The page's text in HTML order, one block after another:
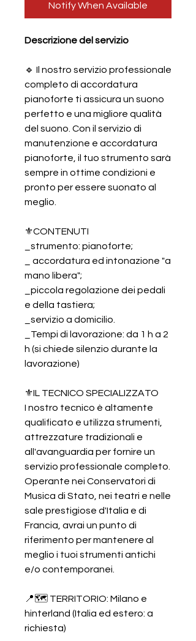
Notify When Available
Descrizione del servizio
🔹 Il nostro servizio professionale
completo di accordatura
pianoforte ti assicura un suono
perfetto e una migliore qualità
del suono. Con il servizio di
manutenzione e accordatura
pianoforte, il tuo strumento sarà
sempre in ottime condizioni e
pronto per essere suonato al
meglio.
⚜️CONTENUTI
_strumento: pianoforte;
_ accordatura ed intonazione "a
mano libera";
_piccola regolazione dei pedali
e della tastiera;
_servizio a domicilio.
_Tempi di lavorazione: da 1 h a 2
h (si chiede silenzio durante la
lavorazione)
⚜️IL TECNICO SPECIALIZZATO
I nostro tecnico è altamente
qualificato e utilizza strumenti,
attrezzature tradizionali e
all'avanguardia per fornire un
servizio professionale completo.
Operante nei Conservatori di
Musica di Stato, nei teatri e nelle
sale prestigiose d'Italia e di
Francia, avrai un punto di
riferimento per mantenere al
meglio i tuoi strumenti antichi
e/o contemporanei.
📍🗺️ TERRITORIO: Milano e
hinterland (Italia ed estero: a
richiesta)